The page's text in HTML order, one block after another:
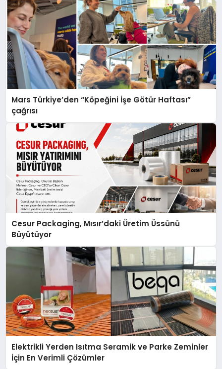
Mars Türkiye’den “Köpeğini İşe Götür Haftası”
çağrısı
Cesur Packaging, Mısır’daki Üretim Üssünü
Büyütüyor
Elektrikli Yerden Isıtma Seramik ve Parke Zeminler
İçin En Verimli Çözümler